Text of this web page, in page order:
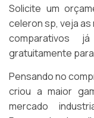
Solicite um
celeron sp, veja
comparativos
gratuitamente
Pensando no
criou a maior
mercado